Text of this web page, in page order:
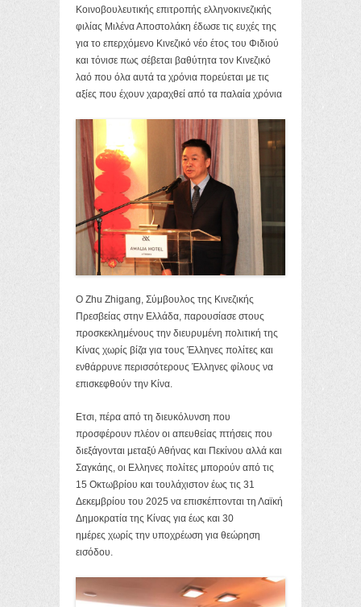
Κοινοβουλευτικής επιτροπής ελληνοκινεζικής
φιλίας Μιλένα Αποστολάκη έδωσε τις ευχές της
για το επερχόμενο Κινεζικό νέο έτος του Φιδιού
και τόνισε πως σέβεται βαθύτητα τον Κινεζικό
λαό που όλα αυτά τα χρόνια πορεύεται με τις
αξίες που έχουν χαραχθεί από τα παλαία χρόνια
Ο Zhu Zhigang, Σύμβουλος της Κινεζικής
Πρεσβείας στην Ελλάδα, παρουσίασε στους
προσκεκλημένους την διευρυμένη πολιτική της
Κίνας χωρίς βίζα για τους Έλληνες πολίτες και
ενθάρρυνε περισσότερους Έλληνες φίλους να
επισκεφθούν την Κίνα.
Ετσι, πέρα από τη διευκόλυνση που
προσφέρουν πλέον οι απευθείας πτήσεις που
διεξάγονται μεταξύ Αθήνας και Πεκίνου αλλά και
Σαγκάης, οι Ελληνες πολίτες μπορούν από τις
15 Οκτωβρίου και τουλάχιστον έως τις 31
Δεκεμβρίου του 2025 να επισκέπτονται τη Λαϊκή
Δημοκρατία της Κίνας για έως και 30
ημέρες χωρίς την υποχρέωση για θεώρηση
εισόδου.